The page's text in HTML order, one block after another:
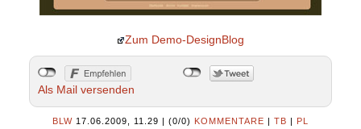
Zum Demo-DesignBlog
Als Mail versenden
BLW 17.06.2009, 11.29 | (0/0) KOMMENTARE | TB | PL